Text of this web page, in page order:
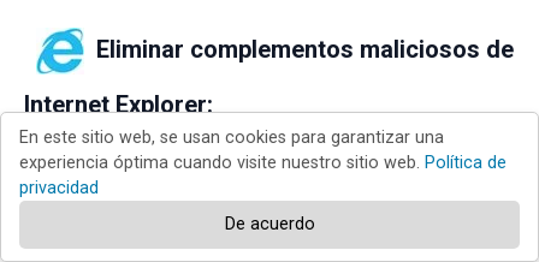
Eliminar complementos maliciosos de
lnternet Explorer:
En este sitio web, se usan cookies para garantizar una
experiencia óptima cuando visite nuestro sitio web. Política de
privacidad
De acuerdo